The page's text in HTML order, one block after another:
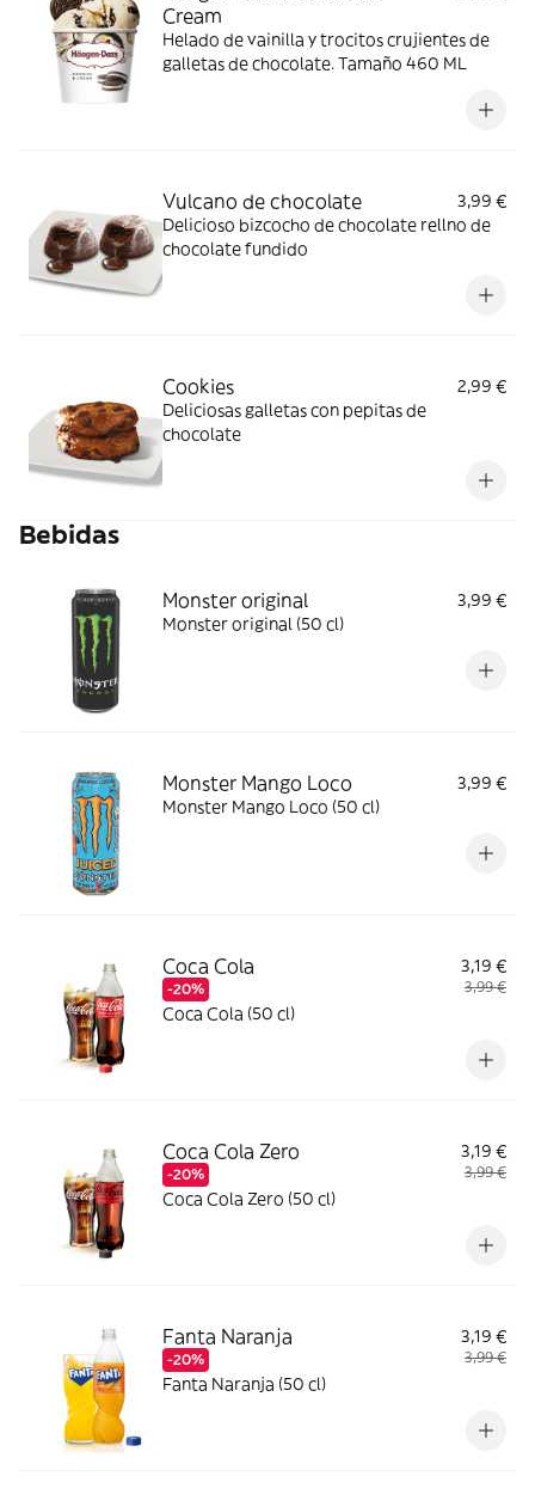
Cream
Helado de vainilla y trocitos crujientes de
galletas de chocolate. Tamaño 460 ML
Vulcano de chocolate
3,99 €
Delicioso bizcocho de chocolate rellno de
chocolate fundido
Cookies
2,99 €
Deliciosas galletas con pepitas de
chocolate
Bebidas
Monster original
3,99 €
Monster original (50 cl)
Monster Mango Loco
3,99 €
Monster Mango Loco (50 cl)
Coca Cola
-20%
3,19 €
3,99 €
Coca Cola (50 cl)
Coca Cola Zero
-20%
3,19 €
3,99 €
Coca Cola Zero (50 cl)
Fanta Naranja
-20%
3,19 €
3,99 €
Fanta Naranja (50 cl)